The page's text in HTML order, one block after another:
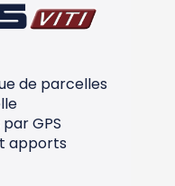
de parcelles
GPS
apports